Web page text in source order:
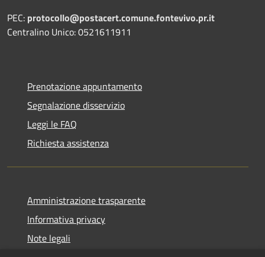
PEC: protocollo@postacert.comune.fontevivo.pr.it
Centralino Unico: 0521611911
Prenotazione appuntamento
Segnalazione disservizio
Leggi le FAQ
Richiesta assistenza
Amministrazione trasparente
Informativa privacy
Note legali